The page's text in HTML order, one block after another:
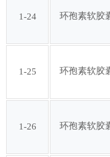
第八十五批
第九十一批
1-24 环孢素软胶
1-25 环孢素软胶
1-26 环孢素软胶